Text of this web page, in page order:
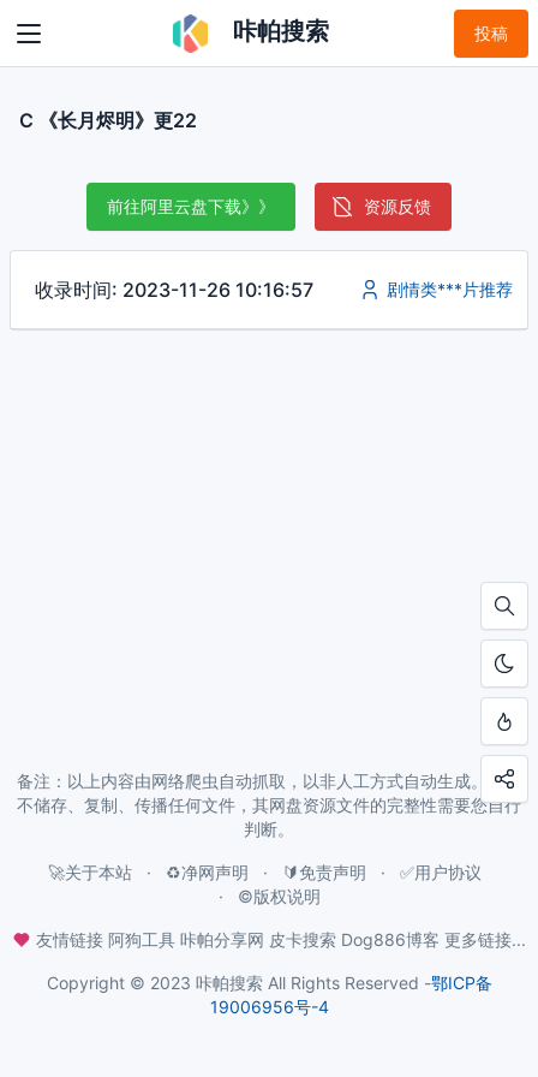
咔帕搜索 投稿
C 《长月烬明》更22
前往阿里云盘下载》》 资源反馈
收录时间: 2023-11-26 10:16:57 剧情类***片推荐
备注：以上内容由网络爬虫自动抓取，以非人工方式自动生成。本站
不储存、复制、传播任何文件，其网盘资源文件的完整性需要您自行
判断。
🚀关于本站 ♻️净网声明 🔰免责声明
✅用户协议
©️版权说明
友情链接 阿狗工具 咔帕分享网 皮卡搜索 Dog886博客 更多链接...
Copyright © 2023 咔帕搜索 All Rights Reserved -鄂ICP备
19006956号-4